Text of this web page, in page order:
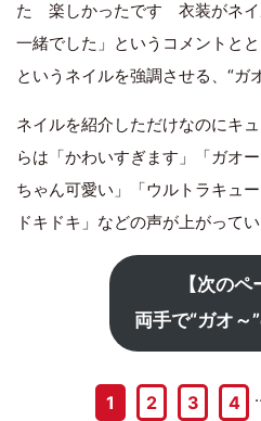
た 楽しかったです 衣装がネイ
一緒でした」というコメントと
というネイルを強調させる、“ガ
ネイルを紹介しただけなのにキ
らは「かわいすぎます」「ガオ
ちゃん可愛い」「ウルトラキュ
ドキドキ」などの声が上がってい
【次のペ
両手で“ガオ～
1 2 3 4